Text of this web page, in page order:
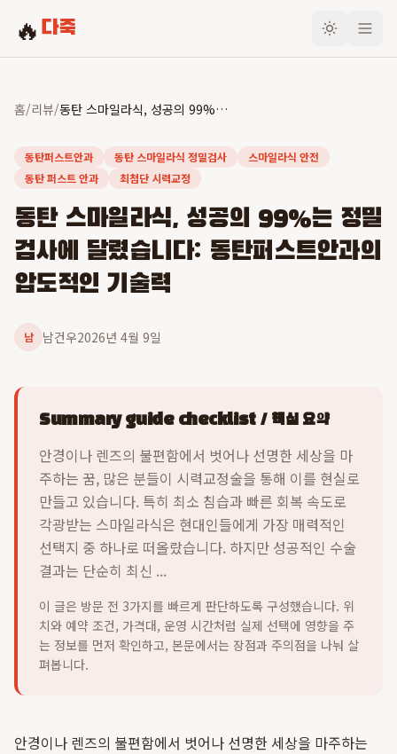
🔥 다죽
홈/리뷰/ 동탄 스마일라식, 성공의 99%는 정밀검사에 달렸습니다: 동탄퍼스트안과의 압도적인 기술력
동탄퍼스트안과 동탄 스마일라식 정밀검사
스마일라식 안전
동탄 퍼스트 안과
최첨단 시력교정
동탄 스마일라식, 성공의 99%는 정밀
검사에 달렸습니다: 동탄퍼스트안과의
압도적인 기술력
남 남건우2026년 4월 9일
Summary guide checklist / 핵심 요약
안경이나 렌즈의 불편함에서 벗어나 선명한 세상을 마
주하는 꿈, 많은 분들이 시력교정술을 통해 이를 현실로
만들고 있습니다. 특히 최소 침습과 빠른 회복 속도로
각광받는 스마일라식은 현대인들에게 가장 매력적인
선택지 중 하나로 떠올랐습니다. 하지만 성공적인 수술
결과는 단순히 최신 ...
이 글은 방문 전 3가지를 빠르게 판단하도록 구성했습니다. 위
치와 예약 조건, 가격대, 운영 시간처럼 실제 선택에 영향을 주
는 정보를 먼저 확인하고, 본문에서는 장점과 주의점을 나눠 살
펴봅니다.
안경이나 렌즈의 불편함에서 벗어나 선명한 세상을 마주하는